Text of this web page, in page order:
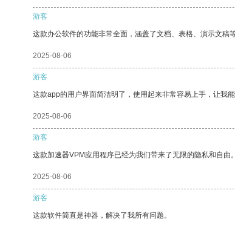
游客
这款办公软件的功能非常全面，涵盖了文档、表格、演示文稿
2025-08-06
游客
这款app的用户界面简洁明了，使用起来非常容易上手，让我
2025-08-06
游客
这款加速器VPM应用程序已经为我们带来了无限的隐私和自由。
2025-08-06
游客
这款软件简直是神器，解决了我所有问题。